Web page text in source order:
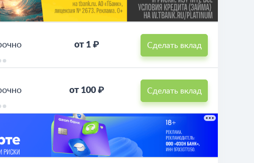
от 1 ₽ Сделать вклад
от 100 ₽ Сделать вклад